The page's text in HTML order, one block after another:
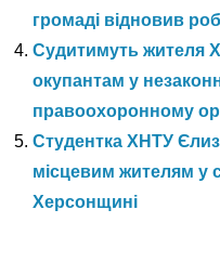
громаді відновив
Судитимуть жителя
окупантам у
правоохоронному
Студентка ХНТУ
місцевим жителям у
Херсонщині